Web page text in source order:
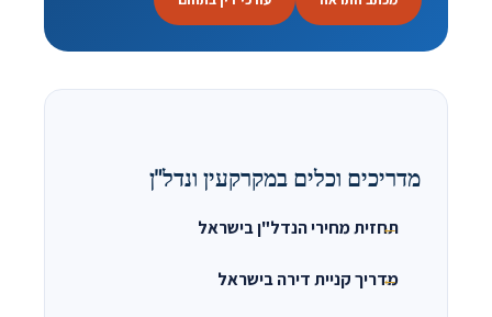
מדריכים וכלים במקרקעין ונדל"ן
תחזית מחירי הנדל"ן בישראל
מדריך קניית דירה בישראל